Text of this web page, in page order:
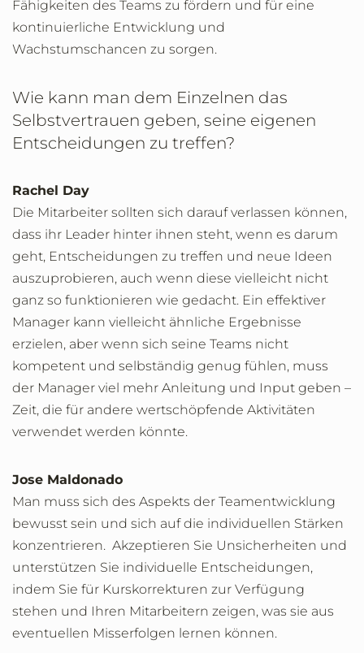
Fähigkeiten des Teams zu fördern und für eine
kontinuierliche Entwicklung und
Wachstumschancen zu sorgen.
Wie kann man dem Einzelnen das
Selbstvertrauen geben, seine eigenen
Entscheidungen zu treffen?
Rachel Day
Die Mitarbeiter sollten sich darauf verlassen können,
dass ihr Leader hinter ihnen steht, wenn es darum
geht, Entscheidungen zu treffen und neue Ideen
auszuprobieren, auch wenn diese vielleicht nicht
ganz so funktionieren wie gedacht. Ein effektiver
Manager kann vielleicht ähnliche Ergebnisse
erzielen, aber wenn sich seine Teams nicht
kompetent und selbständig genug fühlen, muss
der Manager viel mehr Anleitung und Input geben –
Zeit, die für andere wertschöpfende Aktivitäten
verwendet werden könnte.
Jose Maldonado
Man muss sich des Aspekts der Teamentwicklung
bewusst sein und sich auf die individuellen Stärken
konzentrieren. Akzeptieren Sie Unsicherheiten und
unterstützen Sie individuelle Entscheidungen,
indem Sie für Kurskorrekturen zur Verfügung
stehen und Ihren Mitarbeitern zeigen, was sie aus
eventuellen Misserfolgen lernen können.